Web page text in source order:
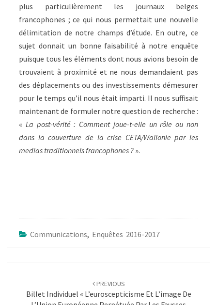
plus particulièrement les journaux belges
francophones ; ce qui nous permettait une nouvelle
délimitation de notre champs d’étude. En outre, ce
sujet donnait un bonne faisabilité à notre enquête
puisque tous les éléments dont nous avions besoin de
trouvaient à proximité et ne nous demandaient pas
des déplacements ou des investissements démesurer
pour le temps qu’il nous était imparti. Il nous suffisait
maintenant de formuler notre question de recherche :
« La post-vérité : Comment joue-t-elle un rôle ou non
dans la couverture de la crise CETA/Wallonie par les
medias traditionnels francophones ? ».
Communications, Enquêtes 2016-2017
PREVIOUS
Billet Individuel « L’euroscepticisme Et L’image De